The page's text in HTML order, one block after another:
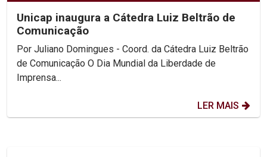
Unicap inaugura a Cátedra Luiz Beltrão de
Comunicação
Por Juliano Domingues - Coord. da Cátedra Luiz Beltrão
de Comunicação O Dia Mundial da Liberdade de
Imprensa...
LER MAIS